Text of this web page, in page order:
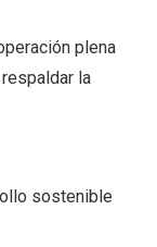
plena
la
sostenible